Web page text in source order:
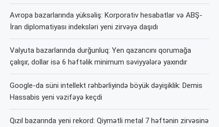
Avropa bazarlarında yüksəliş: Korporativ hesabatlar və ABŞ-
İran diplomatiyası indeksləri yeni zirvəyə daşıdı
Valyuta bazarlarında durğunluq: Yen qazancını qorumağa
çalışır, dollar isə 6 həftəlik minimum səviyyələrə yaxındır
Google-da süni intellekt rəhbərliyində böyük dəyişiklik: Demis
Hassabis yeni vəzifəyə keçdi
Qızıl bazarında yeni rekord: Qiymətli metal 7 həftənin zirvəsinə